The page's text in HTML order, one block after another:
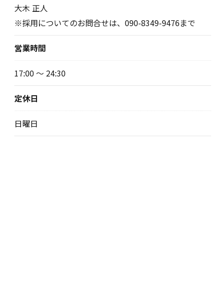
大木 正人
※採用についてのお問合せは、090-8349-9476まで
営業時間
17:00 〜 24:30
定休日
日曜日